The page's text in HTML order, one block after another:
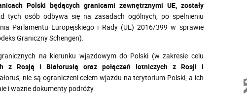
Polski będących granicami zewnętrznymi UE, zostały
tych osób odbywa się na zasadach ogólnych, po spełnieniu
Parlamentu Europejskiego i Rady (UE) 2016/399 w sprawie
Graniczny Schengen).
na kierunku wjazdowym do Polski (w zakresie celu
z Rosją i Białorusią oraz połączeń lotniczych z Rosji i
nie są ograniczeni celem wjazdu na terytorium Polski, a ich
i ważne dokumenty podróży.